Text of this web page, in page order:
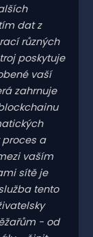
dat z
různých
poskytuje
vaší
zahrnuje
a
vaším
sítě je
tento
- od